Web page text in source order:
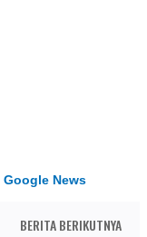
Google News
BERITA BERIKUTNYA